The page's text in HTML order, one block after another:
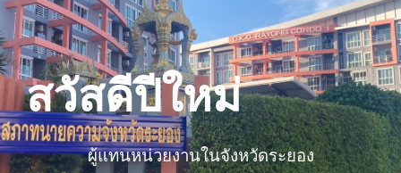
สวัสดีปีใหม่
ผู้แทนหน่วยงานในจังหวัดระยอง